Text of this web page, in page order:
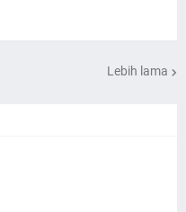
Lebih lama